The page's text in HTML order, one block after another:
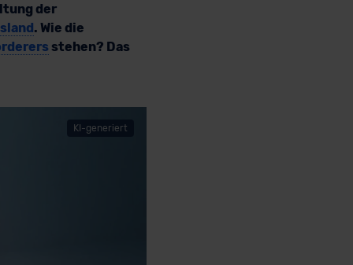
der
. Wie die
stehen? Das
KI-generiert